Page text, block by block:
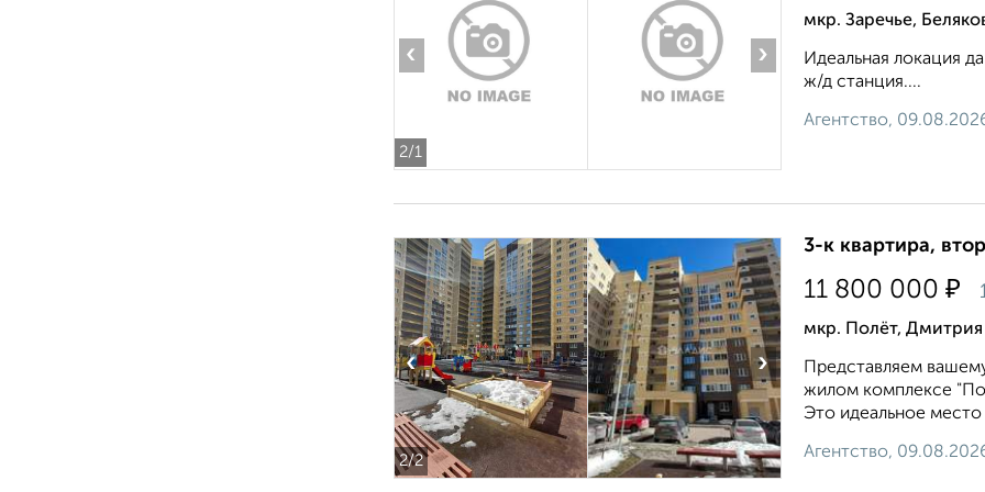
2/1
‹ ›
мкр. Заречье,
Идеальная локация
ж/д станция....
Агентство,
2/2
‹ ›
3-к квартира,
11 800 000 ₽
мкр. Полёт,
Представляем
жилом комплексе
Это идеальное
Агентство,